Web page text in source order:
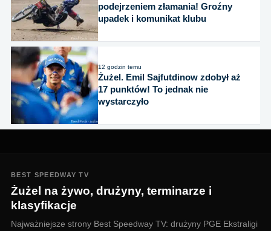
podejrzeniem złamania! Groźny
upadek i komunikat klubu
12 godzin temu
Żużel. Emil Sajfutdinow zdobył aż
17 punktów! To jednak nie
wystarczyło
BEST SPEEDWAY TV
Żużel na żywo, drużyny, terminarze i
klasyfikacje
Najważniejsze strony Best Speedway TV: drużyny PGE Ekstraligi